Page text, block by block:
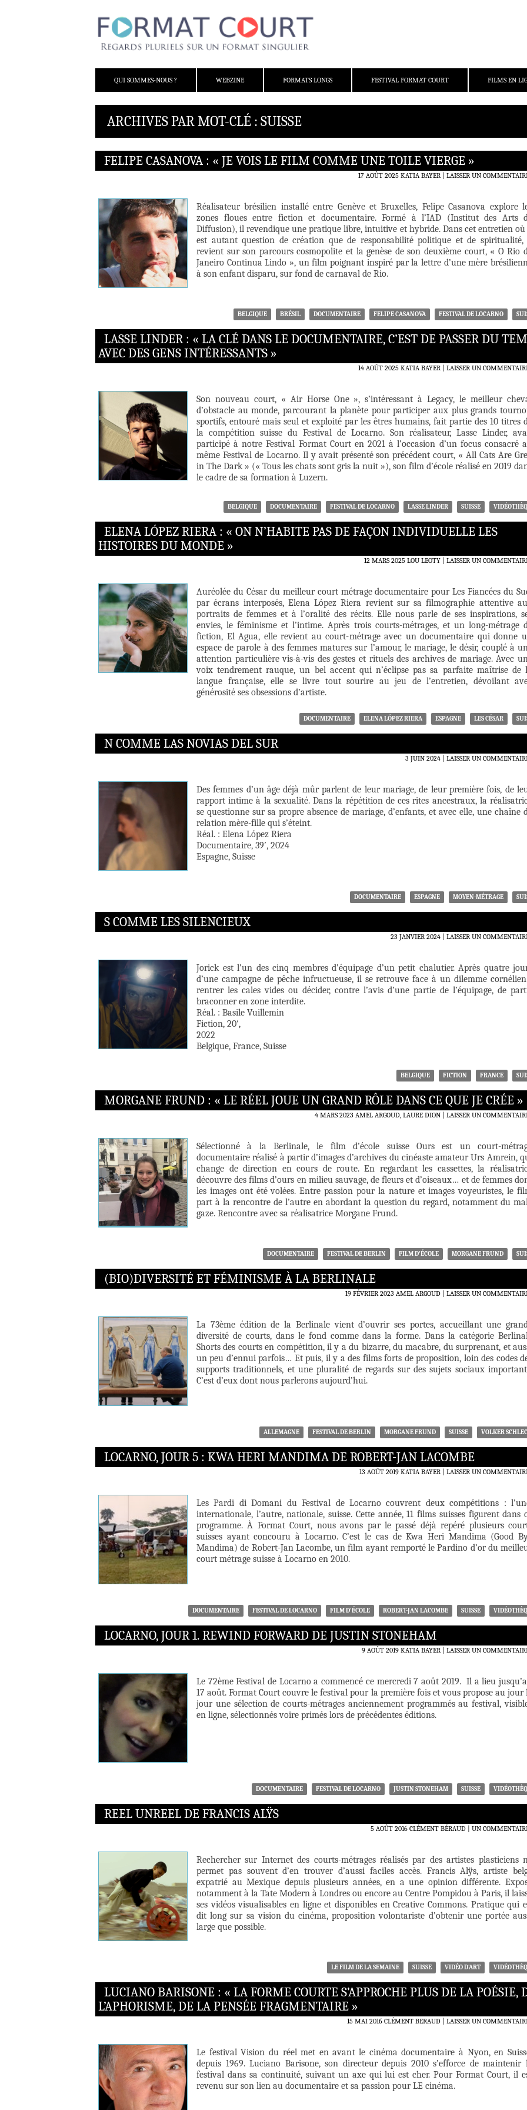
QUI SOMMES-NOUS ?
WEBZINE FORMATS LONGS FESTIVAL FORMAT COURT FILMS EN
ARCHIVES PAR MOT-CLÉ : SUISSE
FELIPE CASANOVA : « JE VOIS LE FILM COMME UNE TOILE VIERGE »
17 AOÛT 2025 KATIA BAYER LAISSER UN
Réalisateur brésilien installé entre Genève et Bruxelles, Felipe Casanova explore
zones floues entre fiction et documentaire. Formé à l’IAD (Institut des Arts
Diffusion), il revendique une pratique libre, intuitive et hybride. Dans cet entretien
est autant question de création que de responsabilité politique et de
revient sur son parcours cosmopolite et la genèse de son deuxième court, « O Rio
Janeiro Continua Lindo », un film poignant inspiré par la lettre d’une mère
à son enfant disparu, sur fond de carnaval de Rio.
BELGIQUE BRÉSIL DOCUMENTAIRE FELIPE CASANOVA FESTIVAL DE LOCARNO
LASSE LINDER : « LA CLÉ DANS LE DOCUMENTAIRE, C’EST DE PASSER DU
AVEC DES GENS INTÉRESSANTS »
14 AOÛT 2025 KATIA BAYER LAISSER UN
Son nouveau court, « Air Horse One », s’intéressant à Legacy, le meilleur
d’obstacle au monde, parcourant la planète pour participer aux plus grands
sportifs, entouré mais seul et exploité par les êtres humains, fait partie des 10 titres
la compétition suisse du Festival de Locarno. Son réalisateur, Lasse Linder,
participé à notre Festival Format Court en 2021 à l’occasion d’un focus consacré
même Festival de Locarno. Il y avait présenté son précédent court, « All Cats Are
in The Dark » (« Tous les chats sont gris la nuit »), son film d’école réalisé en 2019
le cadre de sa formation à Luzern.
BELGIQUE DOCUMENTAIRE FESTIVAL DE LOCARNO LASSE LINDER SUISSE
ELENA LÓPEZ RIERA : « ON N’HABITE PAS DE FAÇON INDIVIDUELLE LES
HISTOIRES DU MONDE »
12 MARS 2025 LOU LEOTY LAISSER UN
Auréolée du César du meilleur court métrage documentaire pour Les Fiancées du
par écrans interposés, Elena López Riera revient sur sa filmographie attentive
portraits de femmes et à l’oralité des récits. Elle nous parle de ses inspirations,
envies, le féminisme et l’intime. Après trois courts-métrages, et un long-métrage
fiction, El Agua, elle revient au court-métrage avec un documentaire qui donne
espace de parole à des femmes matures sur l’amour, le mariage, le désir, couplé à
attention particulière vis-à-vis des gestes et rituels des archives de mariage. Avec
voix tendrement rauque, un bel accent qui n’éclipse pas sa parfaite maîtrise de
langue française, elle se livre tout sourire au jeu de l’entretien, dévoilant
générosité ses obsessions d’artiste.
DOCUMENTAIRE ELENA LÓPEZ RIERA ESPAGNE LES CÉSAR
N COMME LAS NOVIAS DEL SUR
3 JUIN 2024 LAISSER UN
Des femmes d’un âge déjà mûr parlent de leur mariage, de leur première fois, de
rapport intime à la sexualité. Dans la répétition de ces rites ancestraux, la
se questionne sur sa propre absence de mariage, d’enfants, et avec elle, une chaîne
relation mère-fille qui s’éteint.
Réal. : Elena López Riera
Documentaire, 39′, 2024
Espagne, Suisse
DOCUMENTAIRE ESPAGNE MOYEN-MÉTRAGE
S COMME LES SILENCIEUX
23 JANVIER 2024 LAISSER UN
Jorick est l’un des cinq membres d’équipage d’un petit chalutier. Après quatre
d’une campagne de pêche infructueuse, il se retrouve face à un dilemme
rentrer les cales vides ou décider, contre l’avis d’une partie de l’équipage, de
braconner en zone interdite.
Réal. : Basile Vuillemin
Fiction, 20′,
2022
Belgique, France, Suisse
BELGIQUE FICTION FRANCE
MORGANE FRUND : « LE RÉEL JOUE UN GRAND RÔLE DANS CE QUE JE CRÉE »
4 MARS 2023 AMEL ARGOUD, LAURE DION LAISSER UN
Sélectionné à la Berlinale, le film d’école suisse Ours est un court-
documentaire réalisé à partir d’images d’archives du cinéaste amateur Urs Amrein,
change de direction en cours de route. En regardant les cassettes, la
découvre des films d’ours en milieu sauvage, de fleurs et d’oiseaux… et de femmes
les images ont été volées. Entre passion pour la nature et images voyeuristes, le
part à la rencontre de l’autre en abordant la question du regard, notamment du
gaze. Rencontre avec sa réalisatrice Morgane Frund.
DOCUMENTAIRE FESTIVAL DE BERLIN FILM D'ÉCOLE MORGANE FRUND
(BIO)DIVERSITÉ ET FÉMINISME À LA BERLINALE
19 FÉVRIER 2023 AMEL ARGOUD LAISSER UN
La 73ème édition de la Berlinale vient d’ouvrir ses portes, accueillant une
diversité de courts, dans le fond comme dans la forme. Dans la catégorie
Shorts des courts en compétition, il y a du bizarre, du macabre, du surprenant, et
un peu d’ennui parfois… Et puis, il y a des films forts de proposition, loin des codes
supports traditionnels, et une pluralité de regards sur des sujets sociaux
C’est d’eux dont nous parlerons aujourd’hui.
ALLEMAGNE FESTIVAL DE BERLIN MORGANE FRUND SUISSE VOLKER
LOCARNO, JOUR 5 : KWA HERI MANDIMA DE ROBERT-JAN LACOMBE
13 AOÛT 2019 KATIA BAYER LAISSER UN
Les Pardi di Domani du Festival de Locarno couvrent deux compétitions :
internationale, l’autre, nationale, suisse. Cette année, 11 films suisses figurent dans
programme. À Format Court, nous avons par le passé déjà repéré plusieurs
suisses ayant concouru à Locarno. C’est le cas de Kwa Heri Mandima (Good
Mandima) de Robert-Jan Lacombe, un film ayant remporté le Pardino d’or du
court métrage suisse à Locarno en 2010.
DOCUMENTAIRE FESTIVAL DE LOCARNO FILM D'ÉCOLE ROBERT-JAN LACOMBE SUISSE
LOCARNO, JOUR 1. REWIND FORWARD DE JUSTIN STONEHAM
9 AOÛT 2019 KATIA BAYER LAISSER UN
Le 72ème Festival de Locarno a commencé ce mercredi 7 août 2019. Il a lieu
17 août. Format Court couvre le festival pour la première fois et vous propose au jour
jour une sélection de courts-métrages anciennement programmés au festival,
en ligne, sélectionnés voire primés lors de précédentes éditions.
DOCUMENTAIRE FESTIVAL DE LOCARNO JUSTIN STONEHAM SUISSE
REEL UNREEL DE FRANCIS ALŸS
5 AOÛT 2016 CLÉMENT BÉRAUD UN
Rechercher sur Internet des courts-métrages réalisés par des artistes plasticiens
permet pas souvent d’en trouver d’aussi faciles accès. Francis Alÿs, artiste
expatrié au Mexique depuis plusieurs années, en a une opinion différente.
notamment à la Tate Modern à Londres ou encore au Centre Pompidou à Paris, il
ses vidéos visualisables en ligne et disponibles en Creative Commons. Pratique qui
dit long sur sa vision du cinéma, proposition volontariste d’obtenir une portée
large que possible.
LE FILM DE LA SEMAINE SUISSE VIDÉO D'ART
LUCIANO BARISONE : « LA FORME COURTE S’APPROCHE PLUS DE LA POÉSIE,
L’APHORISME, DE LA PENSÉE FRAGMENTAIRE »
15 MAI 2016 CLÉMENT BERAUD LAISSER UN
Le festival Vision du réel met en avant le cinéma documentaire à Nyon, en
depuis 1969. Luciano Barisone, son directeur depuis 2010 s’efforce de maintenir
festival dans sa continuité, suivant un axe qui lui est cher. Pour Format Court, il
revenu sur son lien au documentaire et sa passion pour LE cinéma.